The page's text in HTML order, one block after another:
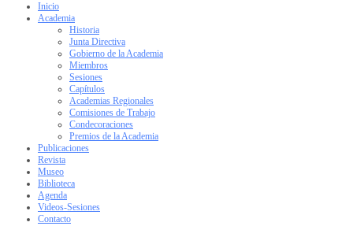
Inicio
Academia
Historia
Junta Directiva
Gobierno de la Academia
Miembros
Sesiones
Capítulos
Academias Regionales
Comisiones de Trabajo
Condecoraciones
Premios de la Academia
Publicaciones
Revista
Museo
Biblioteca
Agenda
Videos-Sesiones
Contacto